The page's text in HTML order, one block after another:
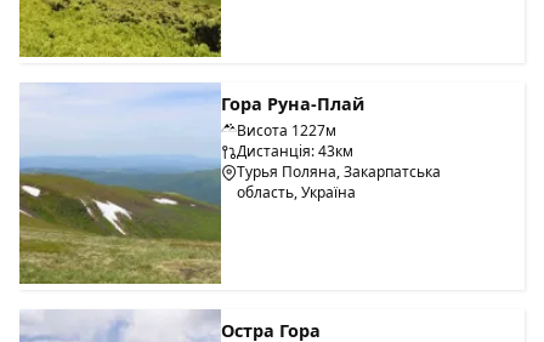
Гора Руна-Плай
Висота 1227м
Дистанція: 43км
Турья Поляна, Закарпатська
область, Україна
Остра Гора